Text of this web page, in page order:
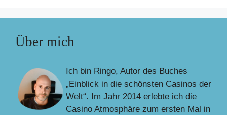
Über mich
Ich bin Ringo, Autor des Buches
„Einblick in die schönsten Casinos der
Welt“. Im Jahr 2014 erlebte ich die
Casino Atmosphäre zum ersten Mal in